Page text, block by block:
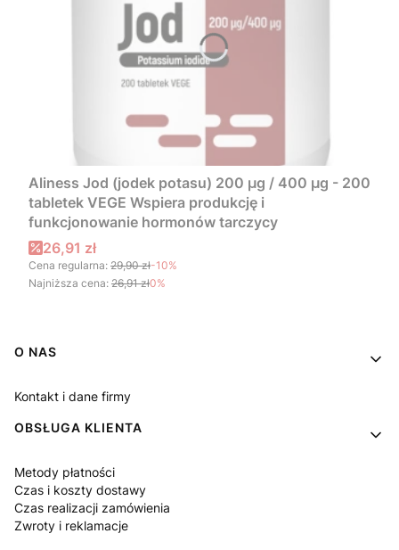
Aliness Jod (jodek potasu) 200 µg / 400 µg - 200
tabletek VEGE Wspiera produkcję i
funkcjonowanie hormonów tarczycy
Cena promocyjna
26,91 zł
Cena regularna: 29,90 zł-10%
Najniższa cena: 26,91 zł0%
Linki w stopce
O NAS
Kontakt i dane firmy
OBSŁUGA KLIENTA
Metody płatności
Czas i koszty dostawy
Czas realizacji zamówienia
Zwroty i reklamacje